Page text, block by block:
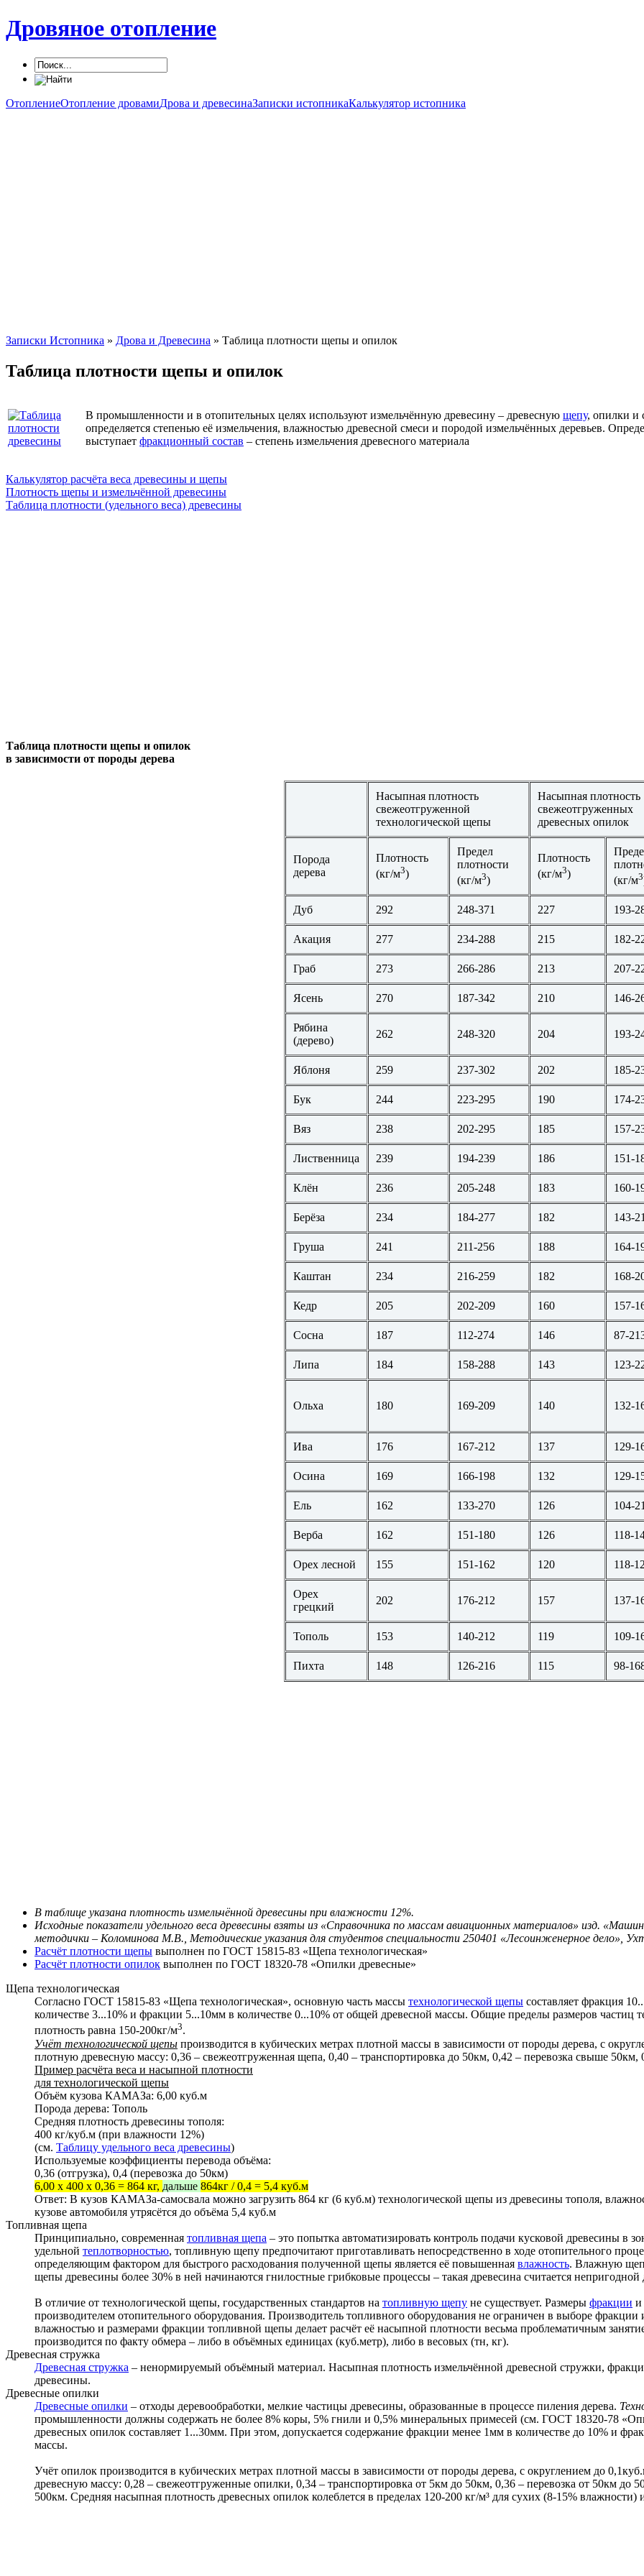
Дровяное отопление
ОтоплениеОтопление дровамиДрова и древесинаЗаписки истопникаКалькулятор истопника
Записки Истопника » Дрова и Древесина » Таблица плотности щепы и опилок
Таблица плотности щепы и опилок
В промышленности и в отопительных целях используют измельчённую древесину – древесную щепу, опилки и
определяется степенью её измельчения, влажностью древесной смеси и породой измельчённых деревьев.
выступает фракционный состав – степень измельчения древесного материала
Калькулятор расчёта веса древесины и щепы
Плотность щепы и измельчённой древесины
Таблица плотности (удельного веса) древесины
Таблица плотности щепы и опилок
в зависимости от породы дерева
Насыпная плотность
свежеотгруженной
технологической щепы
Насыпная плотность
свежеотгруженных
древесных опилок
Порода
дерева
Плотность
(кг/м3)
Предел
плотности
(кг/м3)
Плотность
(кг/м3)
(кг/м3
Дуб 292 248-371 227 193-
Акация 277 234-288 215 182-
Граб 273 266-286 213 207-
Ясень 270 187-342 210 146-
Рябина
(дерево)
262 248-320 204 193-
Яблоня 259 237-302 202 185-
Бук 244 223-295 190 174-
Вяз 238 202-295 185 157-
Лиственница 239 194-239 186 151-
Клён 236 205-248 183 160-
Берёза 234 184-277 182 143-
Груша 241 211-256 188 164-
Каштан 234 216-259 182 168-
Кедр 205 202-209 160 157-
Сосна 187 112-274 146 87-
Липа 184 158-288 143 123-
Ольха 180 169-209 140 132-
Ива 176 167-212 137 129-
Осина 169 166-198 132 129-
Ель 162 133-270 126 104-
Верба 162 151-180 126 118-
Орех лесной 155 151-162 120 118-
Орех
грецкий
202 176-212 157 137-
Тополь 153 140-212 119 109-
Пихта 148 126-216 115 98-
В таблице указана плотность измельчённой древесины при влажности 12%.
Исходные показатели удельного веса древесины взяты из «Справочника по массам авиационных материалов» изд.
методички – Коломинова М.В., Методические указания для студентов специальности 250401 «Лесоинженерное дело»,
Расчёт плотности щепы выполнен по ГОСТ 15815-83 «Щепа технологическая»
Расчёт плотности опилок выполнен по ГОСТ 18320-78 «Опилки древесные»
Щепа технологическая
Согласно ГОСТ 15815-83 «Щепа технологическая», основную часть массы технологической щепы составляет фракция
количестве 3...10% и фракции 5...10мм в количестве 0...10% от общей древесной массы. Общие пределы размеров
плотность равна 150-200кг/м3.
Учёт технологической щепы производится в кубических метрах плотной массы в зависимости от породы дерева, с
плотную древесную массу: 0,36 – свежеотгруженная щепа, 0,40 – транспортировка до 50км, 0,42 – перевозка свыше 50км,
Пример расчёта веса и насыпной плотности
для технологической щепы
Объём кузова КАМАЗа: 6,00 куб.м
Порода дерева: Тополь
Средняя плотность древесины тополя:
400 кг/куб.м (при влажности 12%)
(см. Таблицу удельного веса древесины)
Используемые коэффициенты перевода объёма:
0,36 (отгрузка), 0,4 (перевозка до 50км)
6,00 x 400 x 0,36 = 864 кг, дальше 864кг / 0,4 = 5,4 куб.м
Ответ: В кузов КАМАЗа-самосвала можно загрузить 864 кг (6 куб.м) технологической щепы из древесины тополя,
кузове автомобиля утрясётся до объёма 5,4 куб.м
Топливная щепа
Принципиально, современная топливная щепа – это попытка автоматизировать контроль подачи кусковой древесины в
удельной теплотворностью, топливную щепу предпочитают приготавливать непосредственно в ходе отопительного
определяющим фактором для быстрого расходования полученной щепы является её повышенная влажность. Влажную
щепы древесины более 30% в ней начинаются гнилостные грибковые процессы – такая древесина считается
В отличие от технологической щепы, государственных стандартов на топливную щепу не существует. Размеры фракции и
производителем отопительного оборудования. Производитель топливного оборудования не ограничен в выборе
влажностью и размерами фракции топливной щепы делает расчёт её насыпной плотности весьма проблематичным
производится по факту обмера – либо в объёмных единицах (куб.метр), либо в весовых (тн, кг).
Древесная стружка
Древесная стружка – ненормируемый объёмный материал. Насыпная плотность измельчённой древесной стружки,
древесины.
Древесные опилки
Древесные опилки – отходы деревообработки, мелкие частицы древесины, образованные в процессе пиления дерева.
промышленности должны содержать не более 8% коры, 5% гнили и 0,5% минеральных примесей (см. ГОСТ 18320-78
древесных опилок составляет 1...30мм. При этом, допускается содержание фракции менее 1мм в количестве до 10% и
массы.
Учёт опилок производится в кубических метрах плотной массы в зависимости от породы дерева, с округлением до
древесную массу: 0,28 – свежеотгруженные опилки, 0,34 – транспортировка от 5км до 50км, 0,36 – перевозка от 50км до
500км. Средняя насыпная плотность древесных опилок колеблется в пределах 120-200 кг/м³ для сухих (8-15%